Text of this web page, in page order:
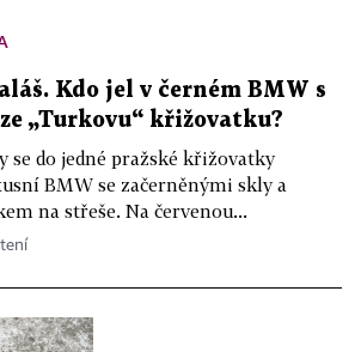
Kdo jel v černém BMW s
„Turkovu“ křižovatku?
se do jedné pražské křižovatky
BMW se začerněnými skly a
na střeše. Na červenou...